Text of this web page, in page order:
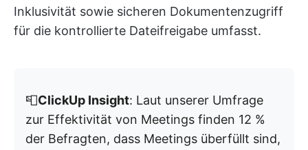
Inklusivität sowie sicheren Dokumentenzugriff
für die kontrollierte Dateifreigabe umfasst.
📮ClickUp Insight: Laut unserer Umfrage
zur Effektivität von Meetings finden 12 %
der Befragten, dass Meetings überfüllt sind,